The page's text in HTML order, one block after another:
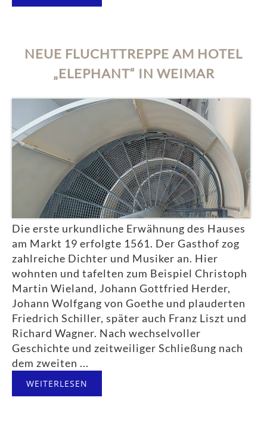
NEUE FLUCHTTREPPE AM HOTEL
„ELEPHANT“ IN WEIMAR
Die erste urkundliche Erwähnung des Hauses
am Markt 19 erfolgte 1561. Der Gasthof zog
zahlreiche Dichter und Musiker an. Hier
wohnten und tafelten zum Beispiel Christoph
Martin Wieland, Johann Gottfried Herder,
Johann Wolfgang von Goethe und plauderten
Friedrich Schiller, später auch Franz Liszt und
Richard Wagner. Nach wechselvoller
Geschichte und zeitweiliger Schließung nach
dem zweiten ...
WEITERLESEN